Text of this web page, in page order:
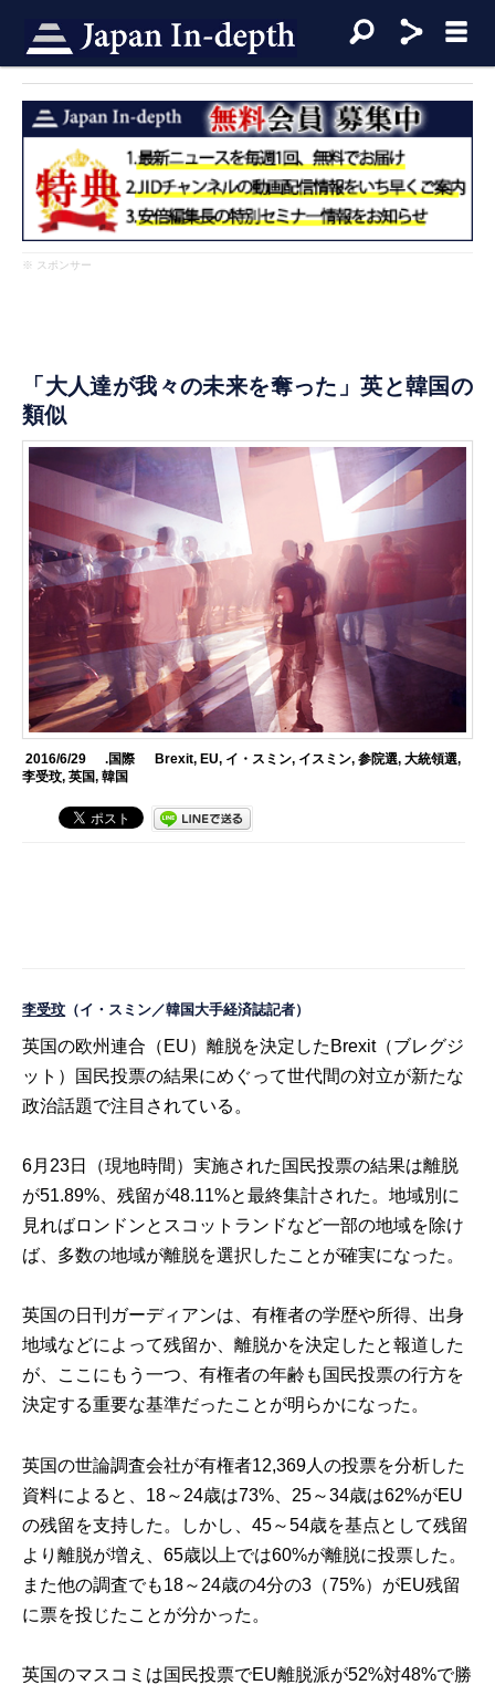
※ スポンサー
「大人達が我々の未来を奪った」英と韓国の
類似
2016/6/29 .国際 Brexit, EU, イ・スミン, イスミン, 参院選, 大統領選,
李受玟,英国,韓国
李受玟 （イ・スミン／韓国大手経済誌記者）
英国の欧州連合（EU）離脱を決定したBrexit（ブレグジ
ット）国民投票の結果にめぐって世代間の対立が新たな
政治話題で注目されている。
6月23日（現地時間）実施された国民投票の結果は離脱
が51.89%、残留が48.11%と最終集計された。地域別に
見ればロンドンとスコットランドなど一部の地域を除け
ば、多数の地域が離脱を選択したことが確実になった。
英国の日刊ガーディアンは、有権者の学歴や所得、出身
地域などによって残留か、離脱かを決定したと報道した
が、ここにもう一つ、有権者の年齢も国民投票の行方を
決定する重要な基準だったことが明らかになった。
英国の世論調査会社が有権者12,369人の投票を分析した
資料によると、18～24歳は73%、25～34歳は62%がEU
の残留を支持した。しかし、45～54歳を基点として残留
より離脱が増え、65歳以上では60%が離脱に投票した。
また他の調査でも18～24歳の4分の3（75%）がEU残留
に票を投じたことが分かった。
英国のマスコミは国民投票でEU離脱派が52%対48%で勝